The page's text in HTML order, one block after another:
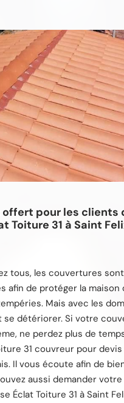
pour les clients
Toiture 31 à Saint
tous, les couvertures
afin de protéger la maison
Mais avec les
se détériorer. Si votre
ne perdez plus de
31 couvreur pour
Il vous écoute afin de
aussi demander
Éclat Toiture 31 à Saint